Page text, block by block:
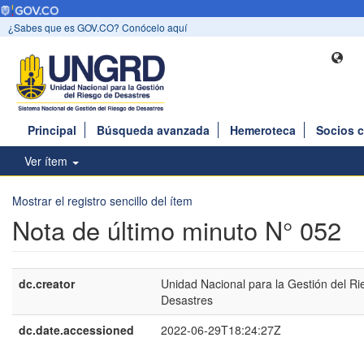
¿Sabes que es GOV.CO? Conócelo aquí
Principal Búsqueda avanzada Hemeroteca
Socios
Ver ítem
Mostrar el registro sencillo del ítem
Nota de último minuto N° 052
dc.creator
Unidad Nacional para la Gestión del
Desastres
dc.date.accessioned
2022-06-29T18:24:27Z